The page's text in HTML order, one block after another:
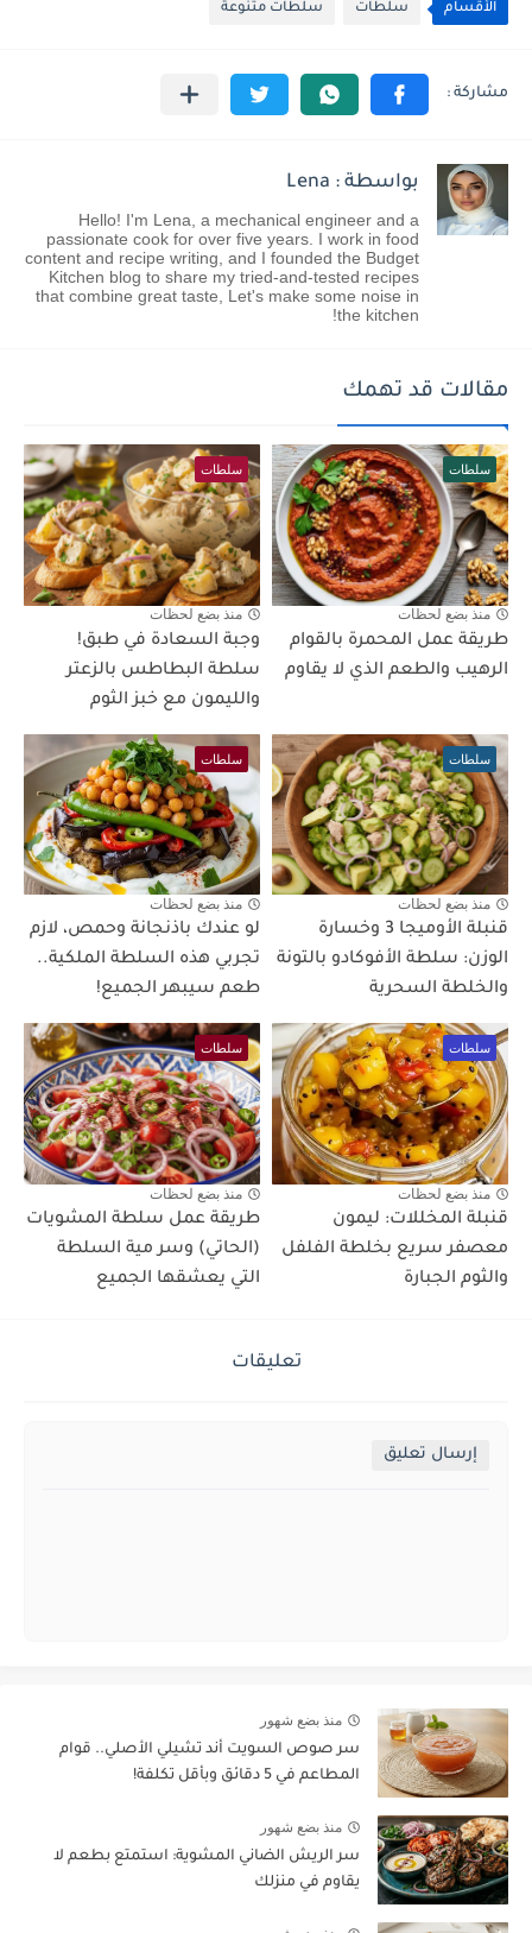
الأقسام سلطات سلطات متنوعة
بواسطة : Lena
Hello! I'm Lena, a mechanical engineer and a
passionate cook for over five years. I work in food
content and recipe writing, and I founded the Budget
Kitchen blog to share my tried-and-tested recipes
that combine great taste, Let's make some noise in
the kitchen!
مقالات قد تهمك
سلطات
منذ بضع لحظات
طريقة عمل المحمرة بالقوام
الرهيب والطعم الذي لا يقاوم
سلطات
منذ بضع لحظات
وجبة السعادة في طبق!
سلطة البطاطس بالزعتر
والليمون مع خبز الثوم
سلطات
منذ بضع لحظات
قنبلة الأوميجا 3 وخسارة
الوزن: سلطة الأفوكادو بالتونة
والخلطة السحرية
سلطات
منذ بضع لحظات
لو عندك باذنجانة وحمص، لازم
تجربي هذه السلطة الملكية..
طعم سيبهر الجميع!
سلطات
منذ بضع لحظات
قنبلة المخللات: ليمون
معصفر سريع بخلطة الفلفل
والثوم الجبارة
سلطات
منذ بضع لحظات
طريقة عمل سلطة المشويات
(الحاتي) وسر مية السلطة
التي يعشقها الجميع
تعليقات
إرسال تعليق
منذ بضع شهور
سر صوص السويت أند تشيلي الأصلي.. قوام
المطاعم في 5 دقائق وبأقل تكلفة!
منذ بضع شهور
سر الريش الضاني المشوية: استمتع بطعم لا
يقاوم في منزلك